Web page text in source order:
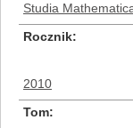
Studia
Rocznik
2010
Tom